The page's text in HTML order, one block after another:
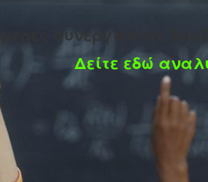
Ημέρες συνεργασίας
Δείτε εδώ